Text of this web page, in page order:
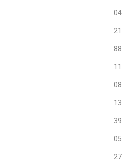
04
21
88
11
08
13
39
05
27